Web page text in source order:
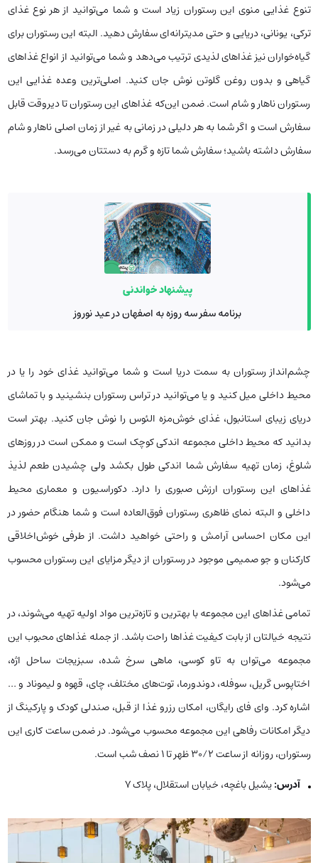
تنوع غذایی منوی این رستوران زیاد است و شما می‌توانید از هر نوع غذای
ترکی، یونانی، دریایی و حتی مدیترانه‌ای سفارش دهید. البته این رستوران برای
گیاه‌خواران نیز غذاهای لذیدی ترتیب می‌دهد و شما می‌توانید از انواع غذاهای
گیاهی و بدون روغن گلوتن نوش جان کنید. اصلی‌ترین وعده غذایی این
رستوران ناهار و شام است. ضمن این‌که‌ غذاهای این رستوران تا دیروقت قابل
سفارش است و اگر شما به هر دلیلی در زمانی به غیر از زمان اصلی ناهار و شام
سفارش داشته باشید؛ سفارش شما تازه و گرم به دستتان می‌رسد.
پیشنهاد خواندنی
برنامه سفر سه روزه به اصفهان در عید نوروز
چشم‌انداز رستوران به سمت دریا است و شما می‌توانید غذای خود را یا در
محیط داخلی میل کنید و یا می‌توانید در تراس رستوران بنشینید و با تماشای
دریای زیبای استانبول، غذای خوش‌مزه الئوس را نوش جان کنید. بهتر است
بدانید که محیط داخلی مجموعه اندکی کوچک است و ممکن است در روزهای
شلوغ، زمان تهیه سفارش شما اندکی طول بکشد ولی چشیدن طعم لذیذ
غذاهای این رستوران ارزش صبوری را دارد. دکوراسیون و معماری محیط
داخلی و البته نمای ظاهری رستوران فوق‌العاده است و شما هنگام حضور در
این مکان احساس آرامش و راحتی خواهید داشت. از طرفی خوش‌اخلاقی
کارکنان و جو صمیمی موجود در رستوران از دیگر مزایای این رستوران محسوب
می‌شود.
تمامی غذاهای این مجموعه با بهترین و تازه‌ترین مواد اولیه تهیه می‌شوند، در
نتیجه خیالتان از بابت کیفیت غذاها راحت باشد. از جمله غذاهای محبوب این
مجموعه می‌توان به تاو کوسی، ماهی سرخ شده، سبزیجات ساحل اژه،
اختاپوس گریل، سوفله، دوندورما، توت‌های مختلف، چای، قهوه و لیموناد و …
اشاره کرد. وای فای رایگان، امکان رزرو غذا از قبل، صندلی کودک و پارکینگ از
دیگر امکانات رفاهی این مجموعه محسوب می‌شود. در ضمن ساعت کاری این
رستوران، روزانه از ساعت ۳۰/۲ ظهر تا ۱ نصف شب است.
آدرس:یشیل باغچه، خیابان استقلال، پلاک ۷